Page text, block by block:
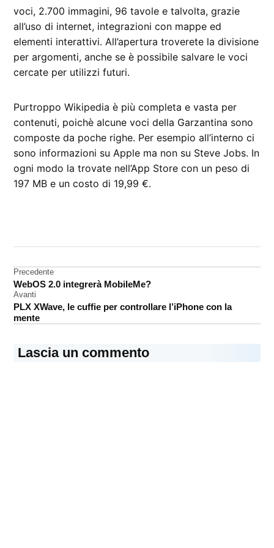
voci, 2.700 immagini, 96 tavole e talvolta, grazie
all’uso di internet, integrazioni con mappe ed
elementi interattivi. All’apertura troverete la divisione
per argomenti, anche se è possibile salvare le voci
cercate per utilizzi futuri.
Purtroppo Wikipedia è più completa e vasta per
contenuti, poichè alcune voci della Garzantina sono
composte da poche righe. Per esempio all’interno ci
sono informazioni su Apple ma non su Steve Jobs. In
ogni modo la trovate nell’App Store con un peso di
197 MB e un costo di 19,99 €.
iPad
Navigazione
articoli
Precedente
WebOS 2.0 integrerà MobileMe?
Avanti
PLX XWave, le cuffie per controllare l’iPhone con la
mente
Lascia un commento